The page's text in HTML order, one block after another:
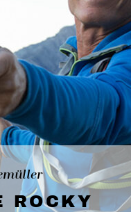
ROCKY